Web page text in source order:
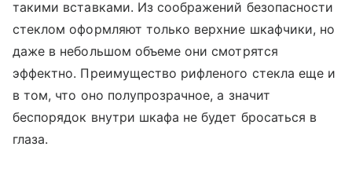
такими вставками. Из соображений безопасности
стеклом оформляют только верхние шкафчики, но
даже в небольшом объеме они смотрятся
эффектно. Преимущество рифленого стекла еще и
в том, что оно полупрозрачное, а значит
беспорядок внутри шкафа не будет бросаться в
глаза.